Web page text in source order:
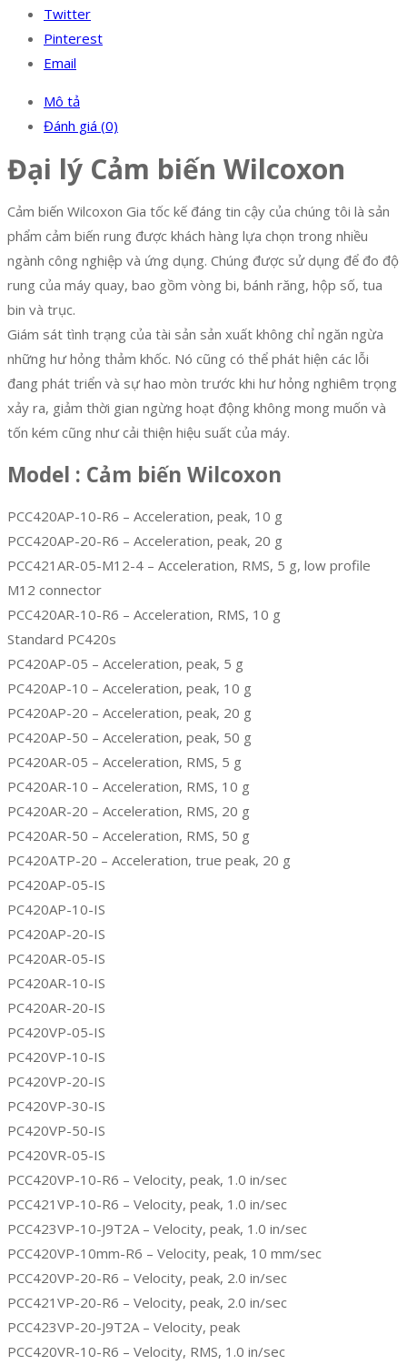
Twitter
Pinterest
Email
Mô tả
Đánh giá (0)
Đại lý Cảm biến Wilcoxon
Cảm biến Wilcoxon Gia tốc kế đáng tin cậy của chúng tôi là sản
phẩm cảm biến rung được khách hàng lựa chọn trong nhiều
ngành công nghiệp và ứng dụng. Chúng được sử dụng để đo độ
rung của máy quay, bao gồm vòng bi, bánh răng, hộp số, tua
bin và trục.
Giám sát tình trạng của tài sản sản xuất không chỉ ngăn ngừa
những hư hỏng thảm khốc. Nó cũng có thể phát hiện các lỗi
đang phát triển và sự hao mòn trước khi hư hỏng nghiêm trọng
xảy ra, giảm thời gian ngừng hoạt động không mong muốn và
tốn kém cũng như cải thiện hiệu suất của máy.
Model : Cảm biến Wilcoxon
PCC420AP-10-R6 – Acceleration, peak, 10 g
PCC420AP-20-R6 – Acceleration, peak, 20 g
PCC421AR-05-M12-4 – Acceleration, RMS, 5 g, low profile
M12 connector
PCC420AR-10-R6 – Acceleration, RMS, 10 g
Standard PC420s
PC420AP-05 – Acceleration, peak, 5 g
PC420AP-10 – Acceleration, peak, 10 g
PC420AP-20 – Acceleration, peak, 20 g
PC420AP-50 – Acceleration, peak, 50 g
PC420AR-05 – Acceleration, RMS, 5 g
PC420AR-10 – Acceleration, RMS, 10 g
PC420AR-20 – Acceleration, RMS, 20 g
PC420AR-50 – Acceleration, RMS, 50 g
PC420ATP-20 – Acceleration, true peak, 20 g
PC420AP-05-IS
PC420AP-10-IS
PC420AP-20-IS
PC420AR-05-IS
PC420AR-10-IS
PC420AR-20-IS
PC420VP-05-IS
PC420VP-10-IS
PC420VP-20-IS
PC420VP-30-IS
PC420VP-50-IS
PC420VR-05-IS
PCC420VP-10-R6 – Velocity, peak, 1.0 in/sec
PCC421VP-10-R6 – Velocity, peak, 1.0 in/sec
PCC423VP-10-J9T2A – Velocity, peak, 1.0 in/sec
PCC420VP-10mm-R6 – Velocity, peak, 10 mm/sec
PCC420VP-20-R6 – Velocity, peak, 2.0 in/sec
PCC421VP-20-R6 – Velocity, peak, 2.0 in/sec
PCC423VP-20-J9T2A – Velocity, peak
PCC420VR-10-R6 – Velocity, RMS, 1.0 in/sec